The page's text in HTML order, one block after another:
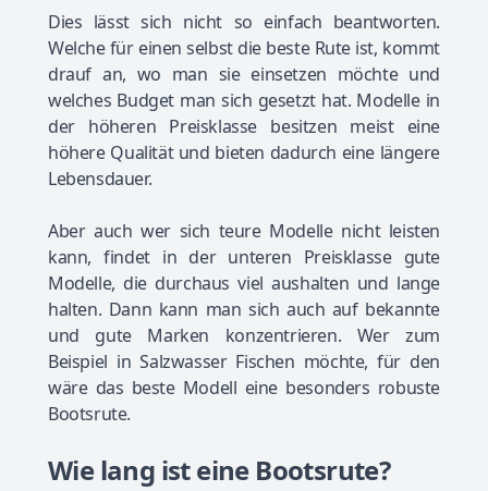
Dies lässt sich nicht so einfach beantworten.
Welche für einen selbst die beste Rute ist, kommt
drauf an, wo man sie einsetzen möchte und
welches Budget man sich gesetzt hat. Modelle in
der höheren Preisklasse besitzen meist eine
höhere Qualität und bieten dadurch eine längere
Lebensdauer.
Aber auch wer sich teure Modelle nicht leisten
kann, findet in der unteren Preisklasse gute
Modelle, die durchaus viel aushalten und lange
halten. Dann kann man sich auch auf bekannte
und gute Marken konzentrieren. Wer zum
Beispiel in Salzwasser Fischen möchte, für den
wäre das beste Modell eine besonders robuste
Bootsrute.
Wie lang ist eine Bootsrute?